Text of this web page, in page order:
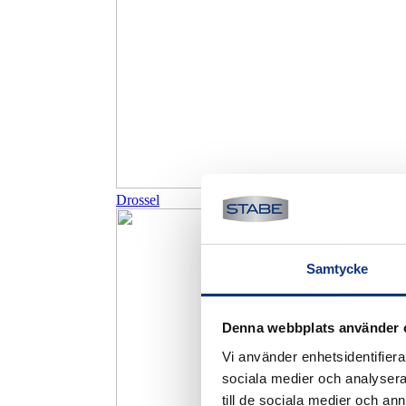
Samtycke
Denna webbplats använder
Vi använder
sociala medier och
till de sociala medier och
Drossel